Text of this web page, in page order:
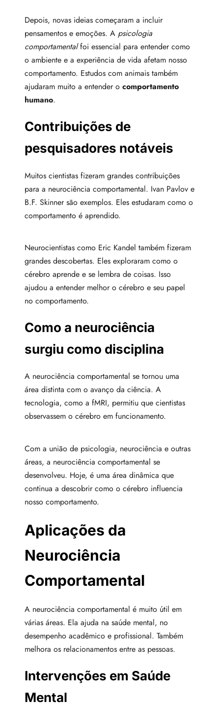
Depois, novas ideias começaram a incluir
pensamentos e emoções. A psicologia
comportamentalfoi essencial para entender como
o ambiente e a experiência de vida afetam nosso
comportamento. Estudos com animais também
ajudaram muito a entender o comportamento
humano.
Contribuições de
pesquisadores notáveis
Muitos cientistas fizeram grandes contribuições
para a neurociência comportamental. Ivan Pavlov e
B.F. Skinner são exemplos. Eles estudaram como o
comportamento é aprendido.
Neurocientistas como Eric Kandel também fizeram
grandes descobertas. Eles exploraram como o
cérebro aprende e se lembra de coisas. Isso
ajudou a entender melhor o cérebro e seu papel
no comportamento.
Como a neurociência
surgiu como disciplina
A neurociência comportamental se tornou uma
área distinta com o avanço da ciência. A
tecnologia, como a fMRI, permitiu que cientistas
observassem o cérebro em funcionamento.
Com a união de psicologia, neurociência e outras
áreas, a neurociência comportamental se
desenvolveu. Hoje, é uma área dinâmica que
continua a descobrir como o cérebro influencia
nosso comportamento.
Aplicações da
Neurociência
Comportamental
A neurociência comportamental é muito útil em
várias áreas. Ela ajuda na saúde mental, no
desempenho acadêmico e profissional. Também
melhora os relacionamentos entre as pessoas.
Intervenções em Saúde
Mental